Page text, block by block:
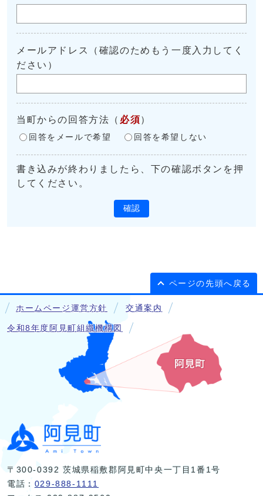
メールアドレス（確認のためもう一度入力してく
ださい）
当町からの回答方法 （ 必須 ）
回答をメールで希望 回答を希望しない
書き込みが終わりましたら、下の確認ボタンを押
してください。
確認
ページの先頭へ戻る
ホームページ運営方針 交通案内
令和8年度阿見町組織機構図
〒300-0392 茨城県稲敷郡阿見町中央一丁目1番1号
電話： 029-888-1111